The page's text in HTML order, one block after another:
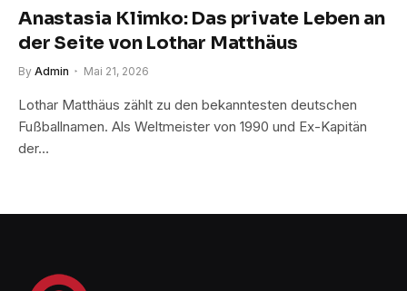
Anastasia Klimko: Das private Leben an
der Seite von Lothar Matthäus
By Admin Mai 21, 2026
Lothar Matthäus zählt zu den bekanntesten deutschen
Fußballnamen. Als Weltmeister von 1990 und Ex-Kapitän
der…